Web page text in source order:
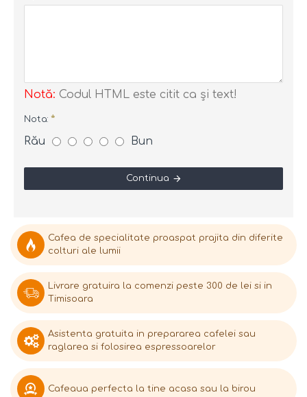
Cafea de specialitate proaspat prajita din diferite
colturi ale lumii
Livrare gratuira la comenzi peste 300 de lei si in
Timisoara
Asistenta gratuita in prepararea cafelei sau
raglarea si folosirea espressoarelor
Cafeaua perfecta la tine acasa sau la birou
Notă: Codul HTML este citit ca şi text!
Nota:
Rău Bun
Continua